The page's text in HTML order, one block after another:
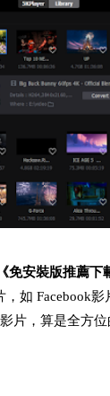
《免安裝版推薦下
如 Facebook
片，算是全方位